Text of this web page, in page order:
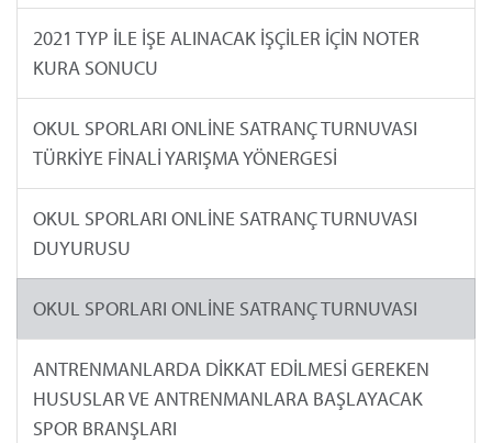
2021 TYP İLE İŞE ALINACAK İŞÇİLER İÇİN NOTER
KURA SONUCU
OKUL SPORLARI ONLİNE SATRANÇ TURNUVASI
TÜRKİYE FİNALİ YARIŞMA YÖNERGESİ
OKUL SPORLARI ONLİNE SATRANÇ TURNUVASI
DUYURUSU
OKUL SPORLARI ONLİNE SATRANÇ TURNUVASI
ANTRENMANLARDA DİKKAT EDİLMESİ GEREKEN
HUSUSLAR VE ANTRENMANLARA BAŞLAYACAK
SPOR BRANŞLARI